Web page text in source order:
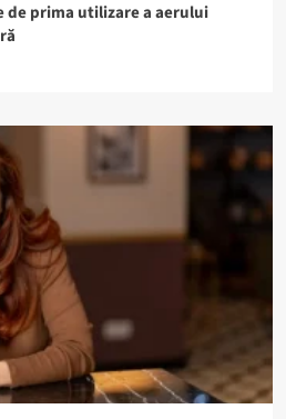
de prima utilizare a aerului